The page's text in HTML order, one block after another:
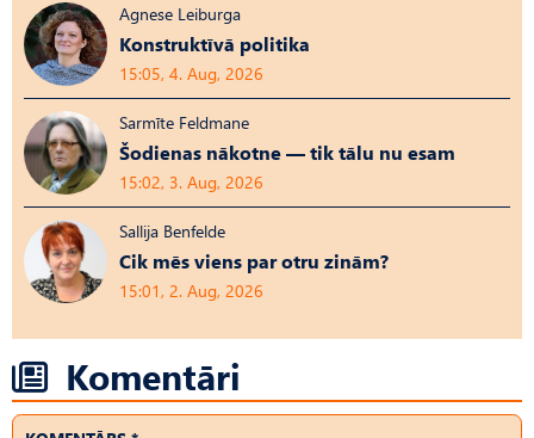
Agnese Leiburga
Konstruktīvā politika
15:05, 4. Aug, 2026
Sarmīte Feldmane
Šodienas nākotne — tik tālu nu esam
15:02, 3. Aug, 2026
Sallija Benfelde
Cik mēs viens par otru zinām?
15:01, 2. Aug, 2026
Komentāri